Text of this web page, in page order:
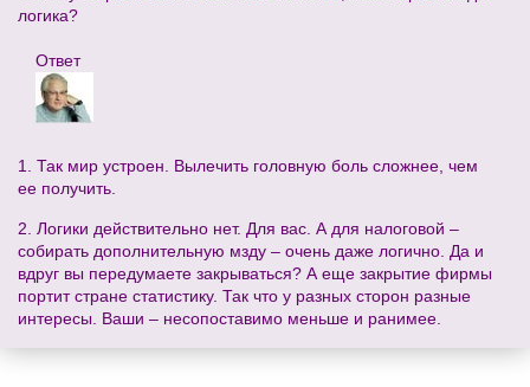
логика?
Ответ
1. Так мир устроен. Вылечить головную боль сложнее, чем
ее получить.
2. Логики действительно нет. Для вас. А для налоговой –
собирать дополнительную мзду – очень даже логично. Да и
вдруг вы передумаете закрываться? А еще закрытие фирмы
портит стране статистику. Так что у разных сторон разные
интересы. Ваши – несопоставимо меньше и ранимее.